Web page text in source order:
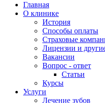
Главная
О клинике
История
Способы оплаты
Страховые
Лицензии и
Вакансии
Вопрос - ответ
Статьи
Курсы
Услуги
Лечение зубов